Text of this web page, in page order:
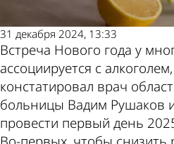
31 декабря 2024, 13:33
Встреча Нового года у
ассоциируется с
констатировал врач
больницы Вадим Рушаков и
провести первый день